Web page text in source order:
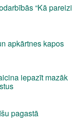
“Kā pareizi
apkārtnes kapos
iepazīt mazāk
pagastā